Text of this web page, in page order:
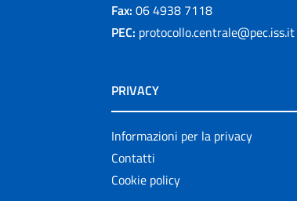
Fax: 06 4938 7118
PEC: protocollo.centrale@pec.iss.it
PRIVACY
Informazioni per la privacy
Contatti
Cookie policy